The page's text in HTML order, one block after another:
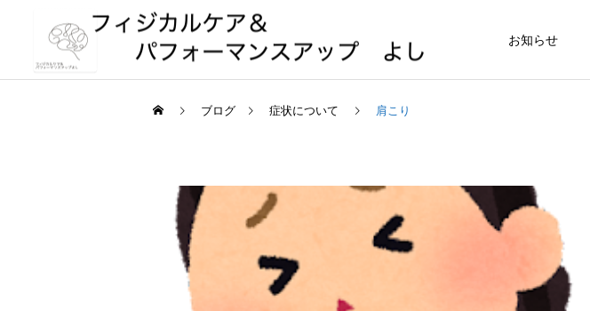
お知らせ
ブログ 症状について 肩こり